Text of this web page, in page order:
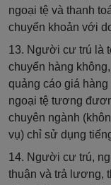
ngoại tệ và thanh
chuyển khoản với
13. Người cư trú là
chuyển hàng
quảng cáo giá
ngoại tệ tương
chuyên ngành
vụ) chỉ sử dụng
14. Người cư trú,
thuận và trả lương,